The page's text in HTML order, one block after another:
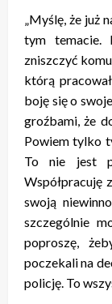
„Myślę, że już
tym temacie.
zniszczyć
którą
boję się o
groźbami, że
Powiem tylko
To nie jest
Współpracuję
swoją
szczególnie
poproszę,
poczekali na
policję. To